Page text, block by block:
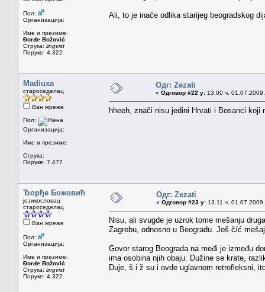
Пол:
Организација:
Име и презиме:
Đorđe Božović
Струка: lingvist
Поруке: 4.322
Ali, to je inače odlika starijeg beogradskog
Madiuxa
староседелац
Ван мреже
Пол:
Организација:
Име и презиме:
Струка:
Поруке: 7.477
Одг: Zezati
« Одговор #22 у: 13.00 ч.
hheeh, znači nisu jedini Hrvati i Bosanci
Ђорђе Божовић
језикословац
староседелац
Ван мреже
Пол:
Организација:
Име и презиме:
Đorđe Božović
Струка: lingvist
Поруке: 4.322
Одг: Zezati
« Одговор #23 у: 13.11 ч.
Nisu, ali svugde je uzrok tome mešanju
Zagrebu, odnosno u Beogradu. Još č/ć
Govor starog Beograda na međi je između
ima osobina njih obaju. Dužine se krate,
Duje, š i ž su i ovde uglavnom retrofleksni,